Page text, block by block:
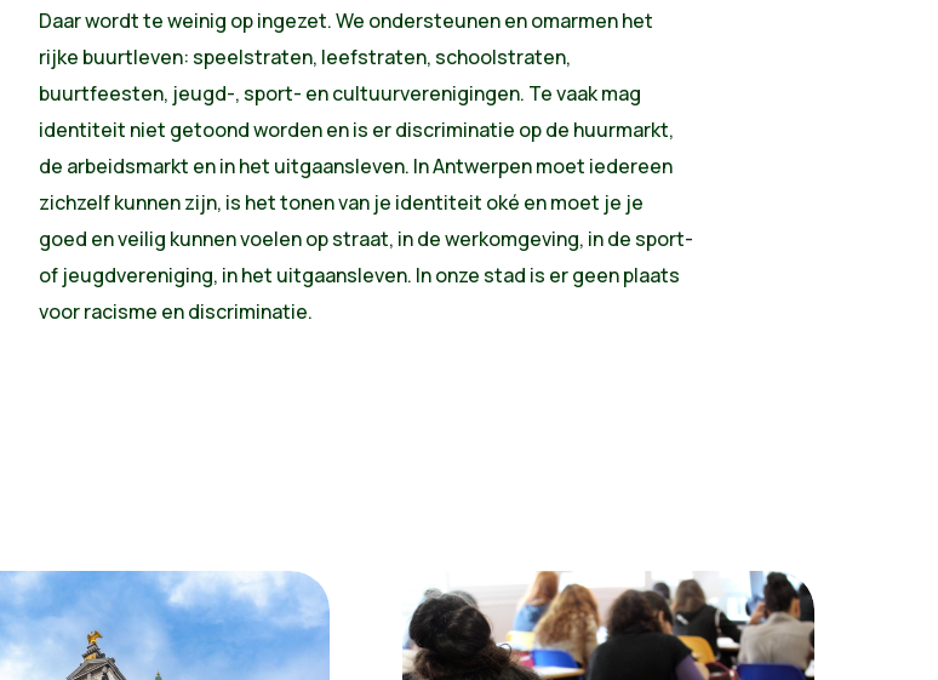
Daar wordt te weinig op ingezet. We ondersteunen en omarmen het
rijke buurtleven: speelstraten, leefstraten, schoolstraten,
buurtfeesten, jeugd-, sport- en cultuurverenigingen. Te vaak mag
identiteit niet getoond worden en is er discriminatie op de huurmarkt,
de arbeidsmarkt en in het uitgaansleven. In Antwerpen moet iedereen
zichzelf kunnen zijn, is het tonen van je identiteit oké en moet je je
goed en veilig kunnen voelen op straat, in de werkomgeving, in de sport-
of jeugdvereniging, in het uitgaansleven. In onze stad is er geen plaats
voor racisme en discriminatie.